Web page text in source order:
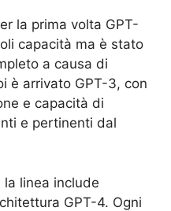
la prima volta GPT-
capacità ma è stato
a causa di
è arrivato GPT-3, con
e capacità di
e pertinenti dal
la linea include
GPT-4. Ogni